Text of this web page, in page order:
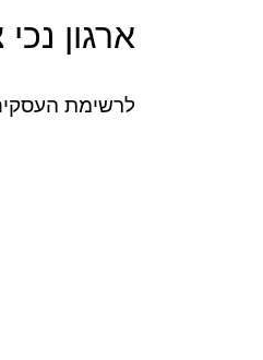
ארגון
לרשימת